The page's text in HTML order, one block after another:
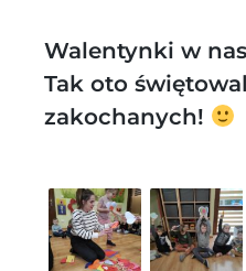
Walentynki w
Tak oto
zakochanych!